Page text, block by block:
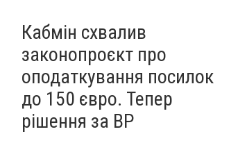
Кабмін схвалив
законопроєкт про
оподаткування посилок
до 150 євро. Тепер
рішення за ВР